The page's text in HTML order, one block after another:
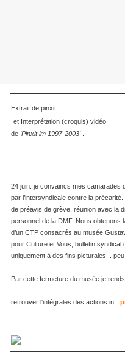
Extrait de pinxit
et Interprétation (croquis) vidéo
de 'Pinxit lm 1997-2003'.
24 juin. je convaincs mes camarades
par l’intersyndicale contre la précarité.
de préavis de grève, réunion avec la
personnel de la DMF. Nous obtenons
d’un CTP consacrés au musée
pour Culture et Vous, bulletin syndical
uniquement à des fins picturales... peu
Par cette fermeture du musée je rends
retrouver l'intégrales des actions in :